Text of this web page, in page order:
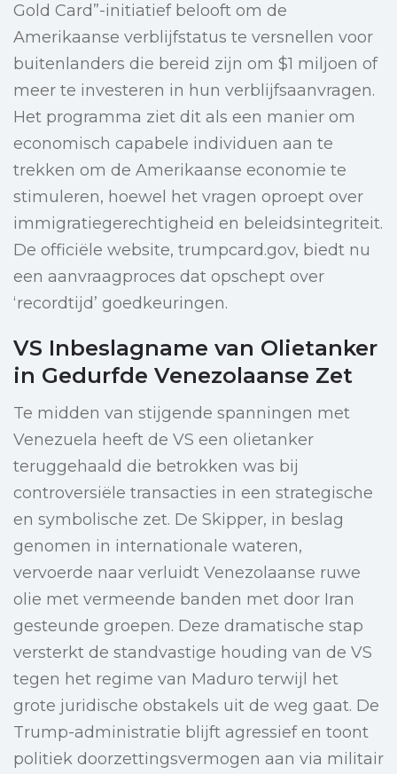
Gold Card”-initiatief belooft om de
Amerikaanse verblijfstatus te versnellen voor
buitenlanders die bereid zijn om $1 miljoen of
meer te investeren in hun verblijfsaanvragen.
Het programma ziet dit als een manier om
economisch capabele individuen aan te
trekken om de Amerikaanse economie te
stimuleren, hoewel het vragen oproept over
immigratiegerechtigheid en beleidsintegriteit.
De officiële website, trumpcard.gov, biedt nu
een aanvraagproces dat opschept over
‘recordtijd’ goedkeuringen.
VS Inbeslagname van Olietanker
in Gedurfde Venezolaanse Zet
Te midden van stijgende spanningen met
Venezuela heeft de VS een olietanker
teruggehaald die betrokken was bij
controversiële transacties in een strategische
en symbolische zet. De Skipper, in beslag
genomen in internationale wateren,
vervoerde naar verluidt Venezolaanse ruwe
olie met vermeende banden met door Iran
gesteunde groepen. Deze dramatische stap
versterkt de standvastige houding van de VS
tegen het regime van Maduro terwijl het
grote juridische obstakels uit de weg gaat. De
Trump-administratie blijft agressief en toont
politiek doorzettingsvermogen aan via militair